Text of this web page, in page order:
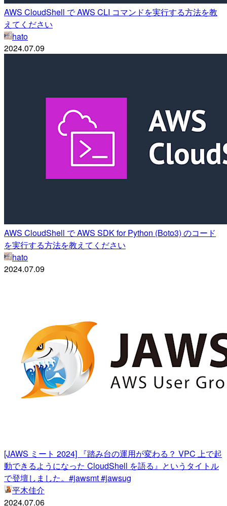
AWS CloudShell で AWS CLI コマンドを実行する方法を教
えてください
hato
2024.07.09
AWS CloudShell で AWS SDK for Python (Boto3) のコード
を実行する方法を教えてください
hato
2024.07.09
[JAWS ミート 2024] 『踏み台の運用が変わる？ VPC 上で起
動できるようになった CloudShell を語る』というタイトル
で登壇しました。#jawsmt #jawsug
平木佳介
2024.07.06